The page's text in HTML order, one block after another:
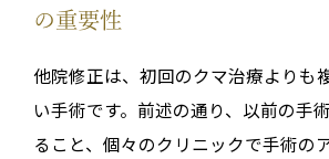
の重要性
他院修正は、初回のクマ治療よりも
い手術です。前述の通り、以前の手
ること、個々のクリニックで手術の